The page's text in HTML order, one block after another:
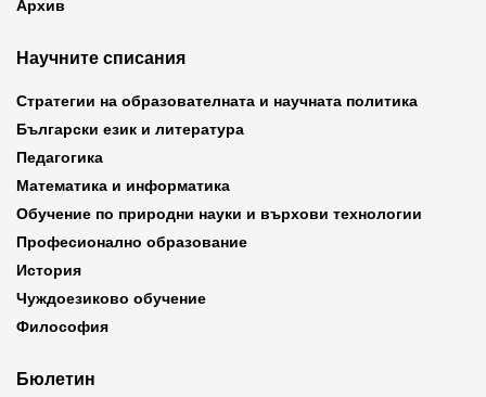
Архив
Научните списания
Стратегии на образователната и научната политика
Български език и литература
Педагогика
Математика и информатика
Обучение по природни науки и върхови технологии
Професионално образование
История
Чуждоезиково обучение
Философия
Бюлетин